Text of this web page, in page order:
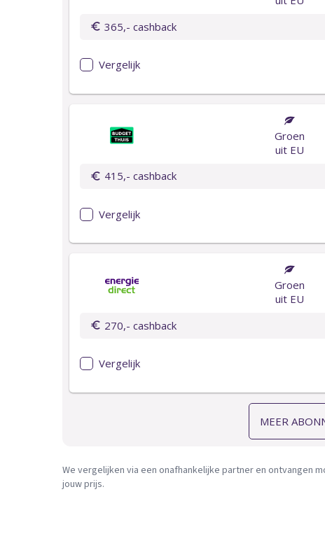
We vergelijken via een onafhankelijke partner en ontvangen
jouw prijs.